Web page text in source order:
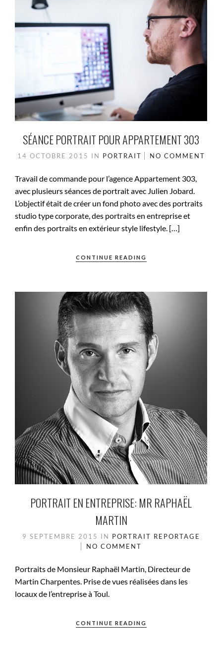
SÉANCE PORTRAIT POUR APPARTEMENT 303
14 OCTOBRE 2015 IN PORTRAIT NO COMMENT
Travail de commande pour l’agence Appartement 303,
avec plusieurs séances de portrait avec Julien Jobard.
L’objectif était de créer un fond photo avec des portraits
studio type corporate, des portraits en entreprise et
enfin des portraits en extérieur style lifestyle. […]
CONTINUE READING
PORTRAIT EN ENTREPRISE: MR RAPHAËL
MARTIN
9 SEPTEMBRE 2015 IN PORTRAIT REPORTAGE
NO COMMENT
Portraits de Monsieur Raphaël Martin, Directeur de
Martin Charpentes. Prise de vues réalisées dans les
locaux de l’entreprise à Toul.
CONTINUE READING